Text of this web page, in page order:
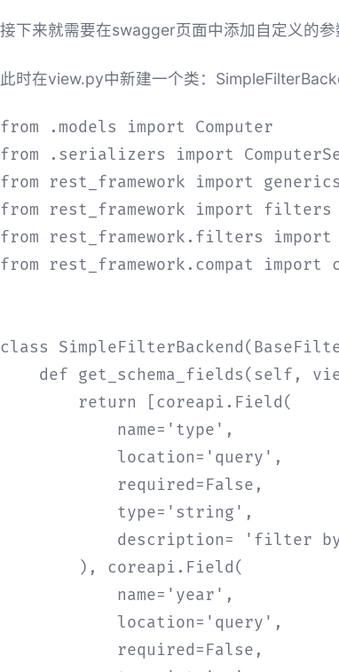
接下来就需要在swagger页面中添加自定义的参
此时在view.py中新建一个类：
from .models import Computer
from .serializers import
from rest_framework import generics
from rest_framework import filters
from rest_framework.filters import
from rest_framework.compat import
class
def get_schema_fields(self,
        return [coreapi.Field(
            name='type',
            location='query',
            required=False,
            type='string',
description= 'filter
        ), coreapi.Field(
            name='year',
            location='query',
            required=False,